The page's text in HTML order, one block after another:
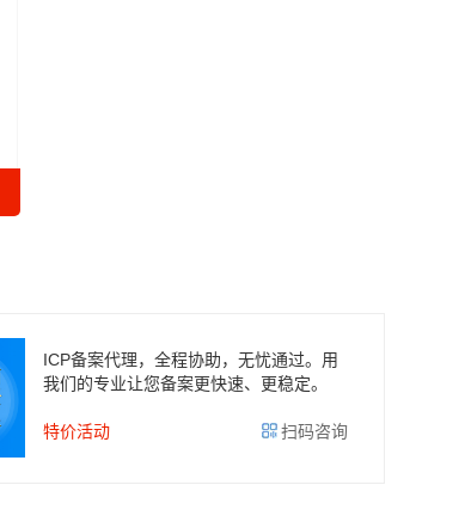
ICP备案代理，全程协助，无忧通过。用
我们的专业让您备案更快速、更稳定。
特价活动 扫码咨询